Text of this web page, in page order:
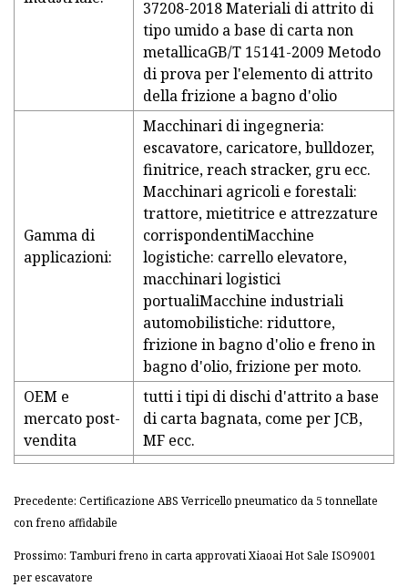
37208-2018 Materiali di attrito di
tipo umido a base di carta non
metallicaGB/T 15141-2009 Metodo
di prova per l'elemento di attrito
della frizione a bagno d'olio
Gamma di
applicazioni:
Macchinari di ingegneria:
escavatore, caricatore, bulldozer,
finitrice, reach stracker, gru ecc.
Macchinari agricoli e forestali:
trattore, mietitrice e attrezzature
corrispondentiMacchine
logistiche: carrello elevatore,
macchinari logistici
portualiMacchine industriali
automobilistiche: riduttore,
frizione in bagno d'olio e freno in
bagno d'olio, frizione per moto.
OEM e
mercato post-
vendita
tutti i tipi di dischi d'attrito a base
di carta bagnata, come per JCB,
MF ecc.
Precedente: Certificazione ABS Verricello pneumatico da 5 tonnellate
con freno affidabile
Prossimo: Tamburi freno in carta approvati Xiaoai Hot Sale ISO9001
per escavatore